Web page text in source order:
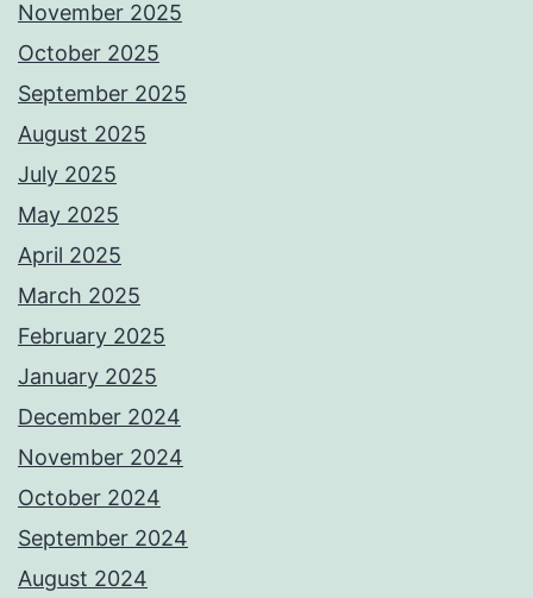
November 2025
October 2025
September 2025
August 2025
July 2025
May 2025
April 2025
March 2025
February 2025
January 2025
December 2024
November 2024
October 2024
September 2024
August 2024